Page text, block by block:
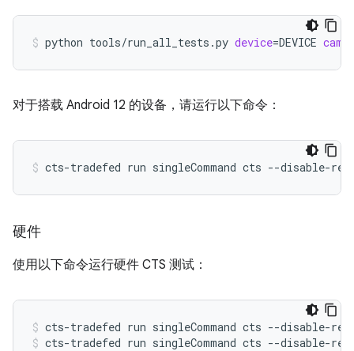
python tools/run_all_tests.py device=DEVICE
对于搭载 Android 12 的设备，请运行以下命令：
cts-tradefed run singleCommand cts --disable-
硬件
使用以下命令运行硬件 CTS 测试：
cts-tradefed run singleCommand cts --disable-
cts-tradefed run singleCommand cts --disable-